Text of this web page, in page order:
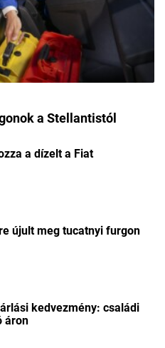
a Stellantistól
a dízelt a Fiat
újult meg tucatnyi furgon
kedvezmény: családi
áron